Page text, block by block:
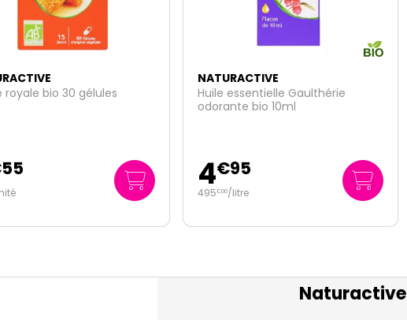
Gaulthérie
95
/litre
NATURACTIVE
Elusanes Harpagophyton confort
articulaire 60 gélules
9€95
Naturactive